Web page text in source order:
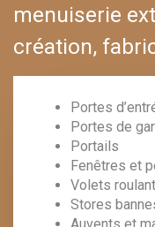
menuiserie
création,
Portes
Portes de
Portails
Fenêtres et
Volets
Stores